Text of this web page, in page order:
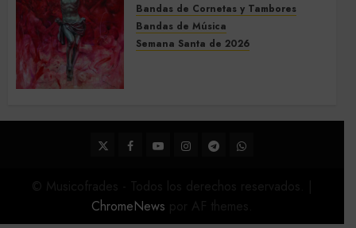
Bandas de Cornetas y Tambores
Bandas de Música
Semana Santa de 2026
22 DE FEBRERO DE 2026
0
TwitterFacebook
YoutubeInstagram
TelegramWhatsApp
ChromeNews